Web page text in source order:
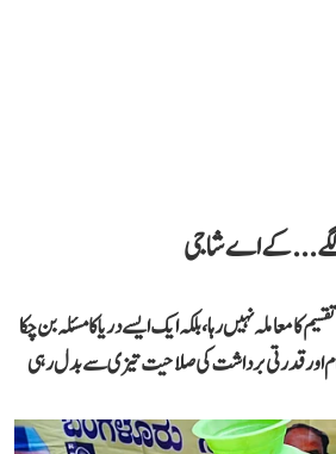
لگے...کے اے شاجی
معاملہ نہیں رہا، بلکہ ایک ایسے دریا کا مسئلہ بن چکا
اور قدرتی برداشت کی صلاحیت تیزی سے بدل رہی